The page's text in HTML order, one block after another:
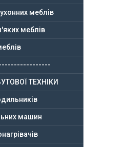
меблів
меблів
ТЕХНІКИ
машин